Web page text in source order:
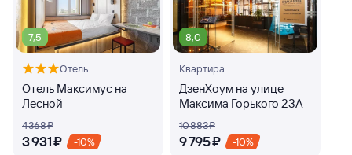
7,5
Отель
Отель Максимус на
Лесной
4 ⁠368 ⁠₽
3 ⁠931 ⁠₽ -10%
8,0
Квартира
ДзенХоум на улице
Максима Горького 23А
10 ⁠883 ⁠₽
9 ⁠795 ⁠₽ -10%